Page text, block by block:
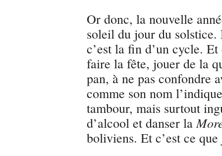
Or donc, la nouvelle
soleil du jour du
c’est la fin d’un cycle.
faire la fête, jouer de la
pan, à ne pas confondre
comme son nom
tambour, mais surtout
d’alcool et danser la
boliviens. Et c’est ce